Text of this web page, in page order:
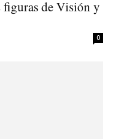
figuras de Visión y
0